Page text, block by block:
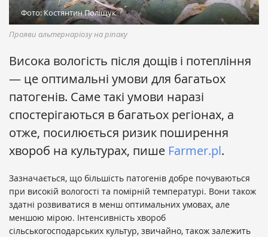
Фото: Костянтин Поліщук
Прояви альтернаріозу на ріпаку
Висока вологість після дощів і потепління
— це оптимальні умови для багатьох
патогенів. Саме такі умови наразі
спостерігаються в багатьох регіонах, а
отже, посилюється ризик поширення
хвороб на культурах, пише Farmer.pl.
Зазначається, що більшість патогенів добре почуваються
при високій вологості та помірній температурі. Вони також
здатні розвиватися в менш оптимальних умовах, але
меншою мірою. Інтенсивність хвороб
сільськогосподарських культур, звичайно, також залежить